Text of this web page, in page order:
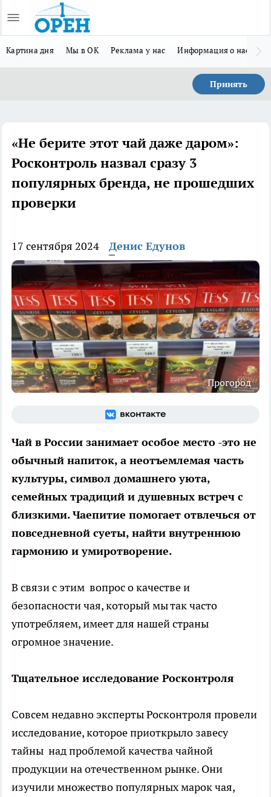
Картина дня Мы в ОК Реклама у нас Информация о нас
Принять
«Не берите этот чай даже даром»:
Росконтроль назвал сразу 3
популярных бренда, не прошедших
проверки
17 сентября 2024 Денис Едунов
Прогород
Чай в России занимает особое место -это не
обычный напиток, а неотъемлемая часть
культуры, символ домашнего уюта,
семейных традиций и душевных встреч с
близкими. Чаепитие помогает отвлечься от
повседневной суеты, найти внутреннюю
гармонию и умиротворение.
В связи с этим вопрос о качестве и
безопасности чая, который мы так часто
употребляем, имеет для нашей страны
огромное значение.
Тщательное исследование Росконтроля
Совсем недавно эксперты Росконтроля провели
исследование, которое приоткрыло завесу
тайны над проблемой качества чайной
продукции на отечественном рынке. Они
изучили множество популярных марок чая,